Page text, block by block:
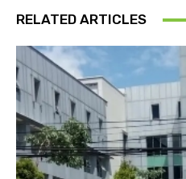
RELATED ARTICLES